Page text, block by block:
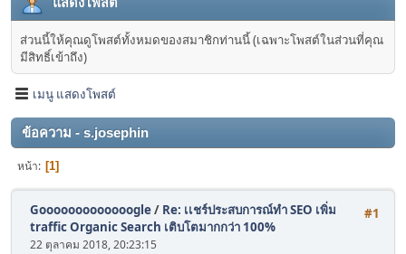
ส่วนนี้ให้คุณดูโพสต์ทั้งหมดของสมาชิกท่านนี้ (เฉพาะโพสต์ในส่วนที่คุณ
มีสิทธิ์เข้าถึง)
เมนู แสดงโพสต์
ข้อความ - s.josephin
หน้า 1
#1
Gooooooooooooogle/ Re: เเชร์ประสบการณ์ทำ SEO เพิ่ม
traffic Organic Search เติบโตมากกว่า 100%
22 ตุลาคม 2018, 20:23:15